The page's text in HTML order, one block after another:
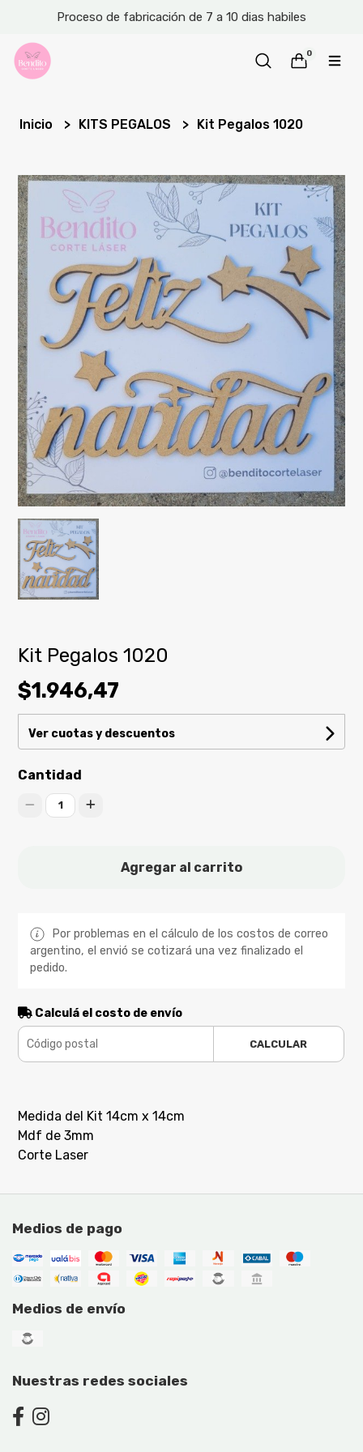
Proceso de fabricación de 7 a 10 dias habiles
0
Inicio KITS PEGALOS Kit Pegalos 1020
Kit Pegalos 1020
$1.946,47
Ver cuotas y descuentos
Cantidad
1
Agregar al carrito
Por problemas en el cálculo de los costos de correo
argentino, el envió se cotizará una vez finalizado el
pedido.
Calculá el costo de envío
CALCULAR
Medida del Kit 14cm x 14cm
Mdf de 3mm
Corte Laser
Medios de pago
Medios de envío
Nuestras redes sociales